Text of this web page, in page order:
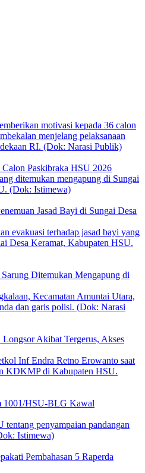
Paskibraka HSU 2026
Jasad Bayi di Sungai Desa
Ditemukan Mengapung di
Akibat Tergerus, Akses
1001/HSU-BLG Kawal
Pembahasan 5 Raperda